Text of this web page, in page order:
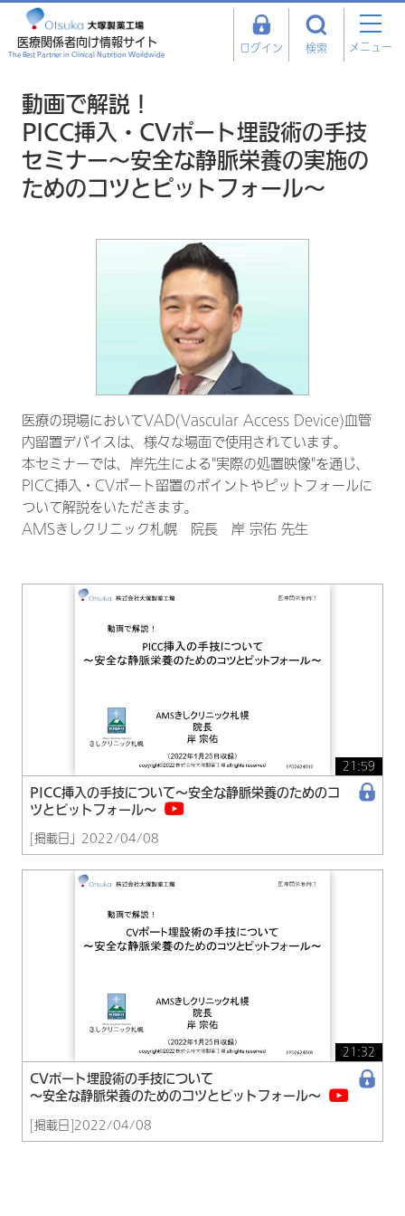
医療関係者向け情報サイト
The Best Partner in Clinical Nutrition Worldwide ログイン 検索 メニュー
動画で解説！
PICC挿入・CVポート埋設術の手技
セミナー～安全な静脈栄養の実施の
ためのコツとピットフォール～
医療の現場においてVAD(Vascular Access Device)血管
内留置デバイスは、様々な場面で使用されています。
本セミナーでは、岸先生による"実際の処置映像"を通じ、
PICC挿入・CVポート留置のポイントやピットフォールに
ついて解説をいただきます。
AMSきしクリニック札幌 院長 岸 宗佑 先生
21:59
PICC挿入の手技について〜安全な静脈栄養のためのコ
ツとピットフォール〜
[掲載日」2022/04/08
21:32
CVポート埋設術の手技について
〜安全な静脈栄養のためのコツとピットフォール～
[掲載日]2022/04/08